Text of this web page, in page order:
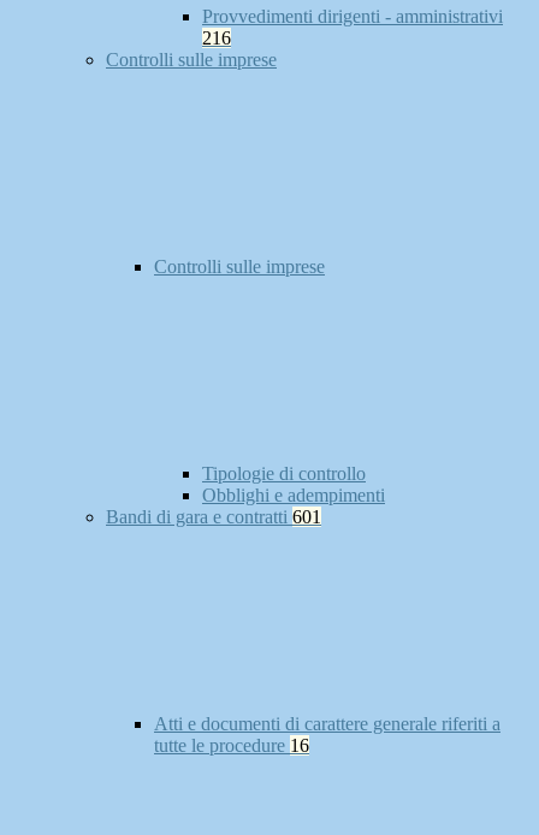
Provvedimenti dirigenti - amministrativi
216
Controlli sulle imprese
Controlli sulle imprese
Tipologie di controllo
Obblighi e adempimenti
Bandi di gara e contratti 601
Atti e documenti di carattere generale riferiti a
tutte le procedure 16